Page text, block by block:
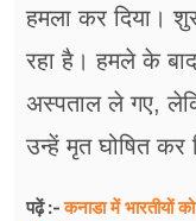
हमला कर दिया।
रहा है। हमले के
अस्पताल ले गए,
उन्हें मृत घोषित कर
पढ़ें :-कनाडा में भारतीयों